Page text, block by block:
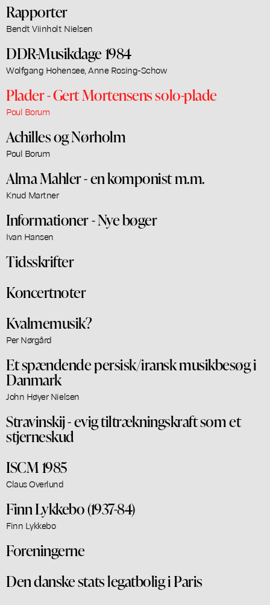
Rapporter
Bendt Viinholt Nielsen
DDR-Musikdage 1984
Wolfgang Hohensee, Anne Rosing-Schow
Plader - Gert Mortensens solo-plade
Poul Borum
Achilles og Nørholm
Poul Borum
Alma Mahler - en komponist m.m.
Knud Martner
Informationer - Nye bøger
Ivan Hansen
Tidsskrifter
Koncertnoter
Kvalmemusik?
Per Nørgård
Et spændende persisk/iransk musikbesøg i
Danmark
John Høyer Nielsen
Stravinskij - evig tiltrækningskraft som et
stjerneskud
ISCM 1985
Claus Overlund
Finn Lykkebo (1937-84)
Finn Lykkebo
Foreningerne
Den danske stats legatbolig i Paris